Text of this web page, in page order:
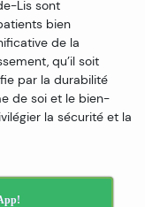
Lis sont
bien
de la
qu’il soit
par la durabilité
de soi et le bien-
la sécurité et la